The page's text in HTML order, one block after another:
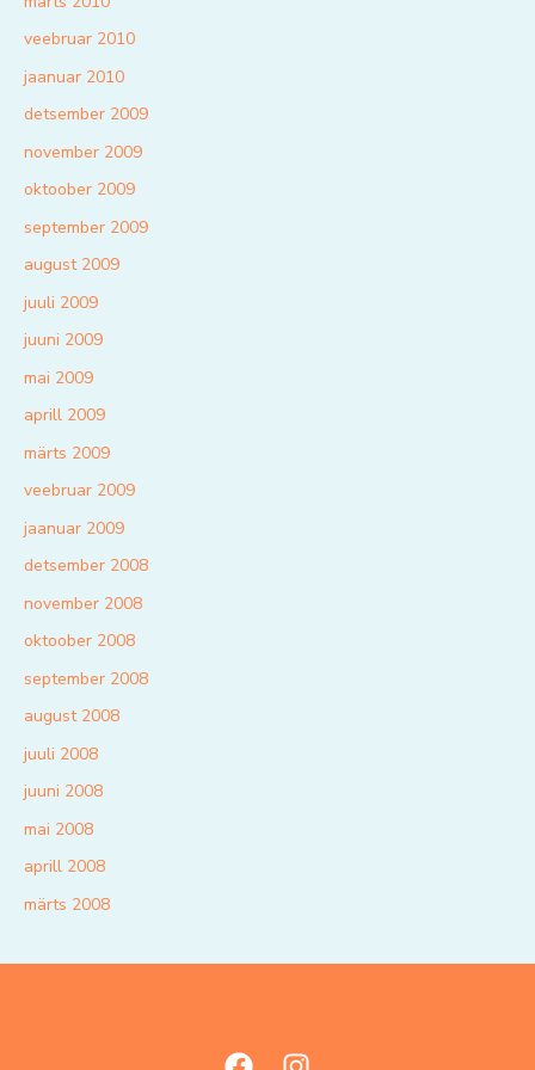
veebruar 2010
jaanuar 2010
detsember 2009
november 2009
oktoober 2009
september 2009
august 2009
juuli 2009
juuni 2009
mai 2009
aprill 2009
märts 2009
veebruar 2009
jaanuar 2009
detsember 2008
november 2008
oktoober 2008
september 2008
august 2008
juuli 2008
juuni 2008
mai 2008
aprill 2008
märts 2008